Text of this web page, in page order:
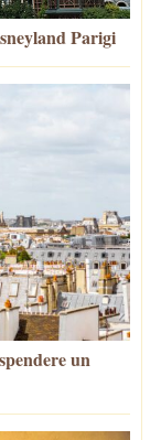
Parigi
un